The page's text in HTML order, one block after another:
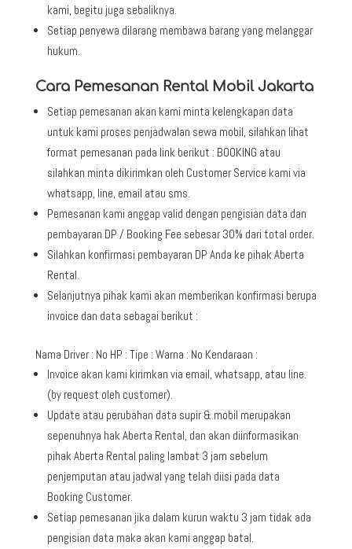
kami, begitu juga sebaliknya.
Setiap penyewa dilarang membawa barang yang melanggar
hukum.
Cara Pemesanan Rental Mobil Jakarta
Setiap pemesanan akan kami minta kelengkapan data
untuk kami proses penjadwalan sewa mobil, silahkan lihat
format pemesanan pada link berikut : BOOKING atau
silahkan minta dikirimkan oleh Customer Service kami via
whatsapp, line, email atau sms.
Pemesanan kami anggap valid dengan pengisian data dan
pembayaran DP / Booking Fee sebesar 30% dari total order.
Silahkan konfirmasi pembayaran DP Anda ke pihak Aberta
Rental.
Selanjutnya pihak kami akan memberikan konfirmasi berupa
invoice dan data sebagai berikut :
Nama Driver : No HP : Tipe : Warna : No Kendaraan :
Invoice akan kami kirimkan via email, whatsapp, atau line.
(by request oleh customer).
Update atau perubahan data supir & mobil merupakan
sepenuhnya hak Aberta Rental, dan akan diinformasikan
pihak Aberta Rental paling lambat 3 jam sebelum
penjemputan atau jadwal yang telah diisi pada data
Booking Customer.
Setiap pemesanan jika dalam kurun waktu 3 jam tidak ada
pengisian data maka akan kami anggap batal.